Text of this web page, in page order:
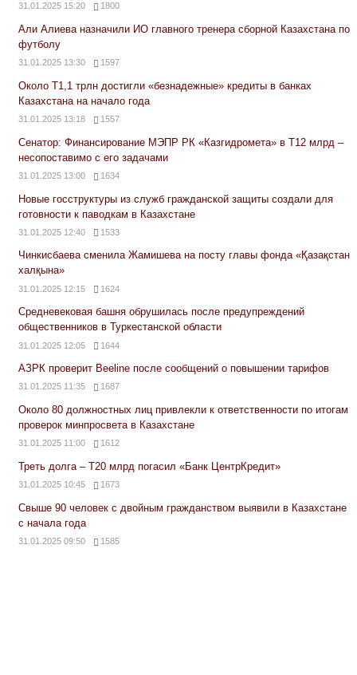
31.01.2025 15:20 1800
Али Алиева назначили ИО главного тренера сборной Казахстана по
футболу
31.01.2025 13:30 1597
Около Т1,1 трлн достигли «безнадежные» кредиты в банках
Казахстана на начало года
31.01.2025 13:18 1557
Сенатор: Финансирование МЭПР РК «Казгидромета» в Т12 млрд –
несопоставимо с его задачами
31.01.2025 13:00 1634
Новые госструктуры из служб гражданской защиты создали для
готовности к паводкам в Казахстане
31.01.2025 12:40 1533
Чинкисбаева сменила Жамишева на посту главы фонда «Қазақстан
халқына»
31.01.2025 12:15 1624
Средневековая башня обрушилась после предупреждений
общественников в Туркестанской области
31.01.2025 12:05 1644
АЗРК проверит Beeline после сообщений о повышении тарифов
31.01.2025 11:35 1687
Около 80 должностных лиц привлекли к ответственности по итогам
проверок минпросвета в Казахстане
31.01.2025 11:00 1612
Треть долга – Т20 млрд погасил «Банк ЦентрКредит»
31.01.2025 10:45 1673
Свыше 90 человек с двойным гражданством выявили в Казахстане
с начала года
31.01.2025 09:50 1585